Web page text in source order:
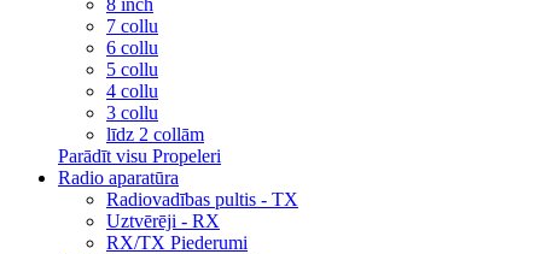
8 inch
7 collu
6 collu
5 collu
4 collu
3 collu
līdz 2 collām
Parādīt visu Propeleri
Radio aparatūra
Radiovadības pultis - TX
Uztvērēji - RX
RX/TX Piederumi